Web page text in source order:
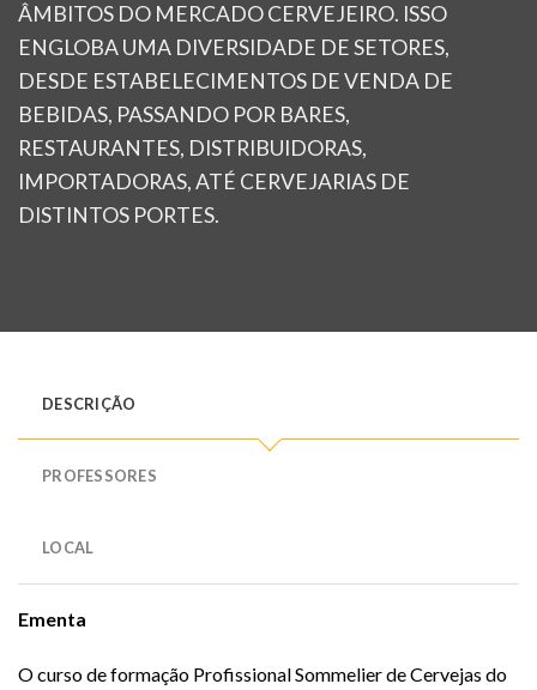
ÂMBITOS DO MERCADO CERVEJEIRO. ISSO
ENGLOBA UMA DIVERSIDADE DE SETORES,
DESDE ESTABELECIMENTOS DE VENDA DE
BEBIDAS, PASSANDO POR BARES,
RESTAURANTES, DISTRIBUIDORAS,
IMPORTADORAS, ATÉ CERVEJARIAS DE
DISTINTOS PORTES.
DESCRIÇÃO
PROFESSORES
LOCAL
Ementa
O curso de formação Profissional Sommelier de Cervejas do